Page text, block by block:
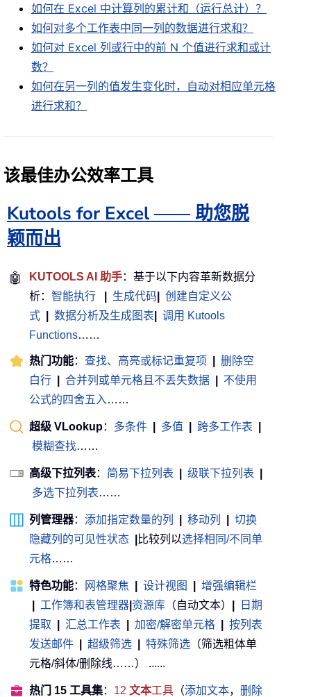
如何在 Excel 中计算列的累计和（运行总计）？
如何对多个工作表中同一列的数据进行求和？
如何对 Excel 列或行中的前 N 个值进行求和或计
数？
如何在另一列的值发生变化时，自动对相应单元格
进行求和？
该最佳办公效率工具
Kutools for Excel —— 助您脱
颖而出
🤖 KUTOOLS AI 助手：基于以下内容革新数据分
析： 智能执行 生成代码
创建自定义公
式
数据分析及生成图表
调用 Kutools
Functions……
热门功能： 查找、高亮或标记重复项
删除空
白行
合并列或单元格且不丢失数据
不使用
公式的四舍五入 ……
超级 VLookup： 多条件 多值 跨多工作表
模糊查找……
高级下拉列表： 简易下拉列表 级联下拉列表
多选下拉列表……
列管理器： 添加指定数量的列 移动列
切换
隐藏列的可见性状态
比较列以选择相同/不同单
元格……
特色功能： 网格聚焦 设计视图
增强编辑栏
工作簿和表管理器 资源库 （自动文本）
日期
提取
汇总工作表 加密/解密单元格
按列表
发送邮件
超级筛选 特殊筛选 （筛选粗体单
元格/斜体/删除线……） ......
热门 15 工具集： 12 文本工具 （添加文本， 删除